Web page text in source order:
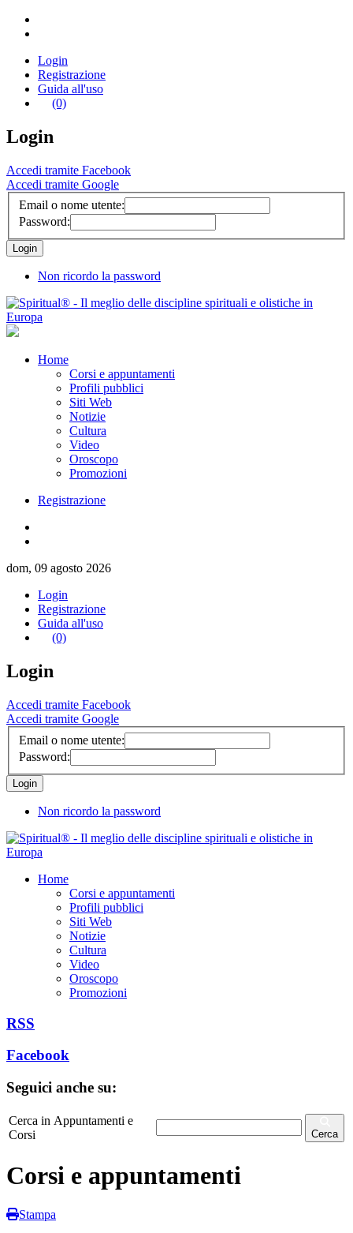
Login
Registrazione
Guida all'uso
(0)
Login
Accedi tramite Facebook
Accedi tramite Google
Email o nome utente:
Password:
Non ricordo la password
Home
Corsi e appuntamenti
Profili pubblici
Siti Web
Notizie
Cultura
Video
Oroscopo
Promozioni
Registrazione
dom, 09 agosto 2026
Login
Registrazione
Guida all'uso
(0)
Login
Accedi tramite Facebook
Accedi tramite Google
Email o nome utente:
Password:
Non ricordo la password
Home
Corsi e appuntamenti
Profili pubblici
Siti Web
Notizie
Cultura
Video
Oroscopo
Promozioni
RSS
Facebook
Seguici anche su:
Cerca in Appuntamenti e
Corsi
Cerca
Corsi e appuntamenti
Stampa